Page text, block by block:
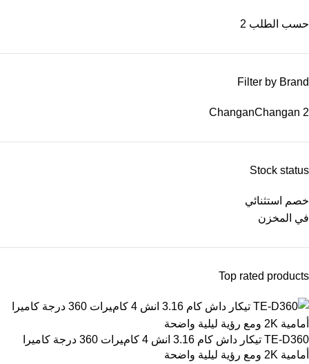
حسب الطلب 2
Filter by Brand
ChanganChangan 2
Stock status
خصم استثنائي
في المخزن
Top rated products
TE-D360 تيكار داش كام 3.16 انش 4 كامﻴﺮات 360 درجة كاميرا
أمامية 2K ومع رؤية ليلية واضحة